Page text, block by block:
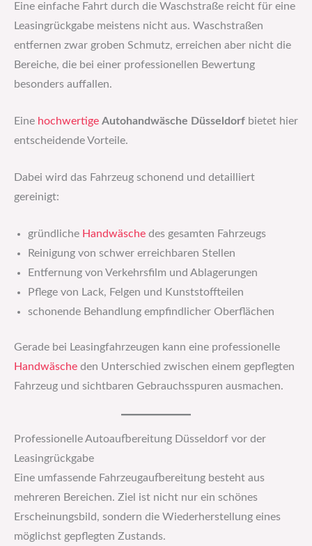
Eine einfache Fahrt durch die Waschstraße reicht für eine
Leasingrückgabe meistens nicht aus. Waschstraßen
entfernen zwar groben Schmutz, erreichen aber nicht die
Bereiche, die bei einer professionellen Bewertung
besonders auffallen.
Eine hochwertige Autohandwäsche Düsseldorf bietet hier
entscheidende Vorteile.
Dabei wird das Fahrzeug schonend und detailliert
gereinigt:
gründliche Handwäsche des gesamten Fahrzeugs
Reinigung von schwer erreichbaren Stellen
Entfernung von Verkehrsfilm und Ablagerungen
Pflege von Lack, Felgen und Kunststoffteilen
schonende Behandlung empfindlicher Oberflächen
Gerade bei Leasingfahrzeugen kann eine professionelle
Handwäsche den Unterschied zwischen einem gepflegten
Fahrzeug und sichtbaren Gebrauchsspuren ausmachen.
Professionelle Autoaufbereitung Düsseldorf vor der
Leasingrückgabe
Eine umfassende Fahrzeugaufbereitung besteht aus
mehreren Bereichen. Ziel ist nicht nur ein schönes
Erscheinungsbild, sondern die Wiederherstellung eines
möglichst gepflegten Zustands.